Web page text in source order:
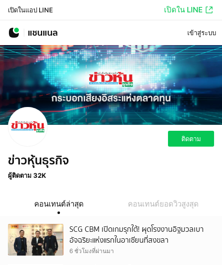
เปิดในแอป LINE เปิดใน LINE
แชนแนล เข้าสู่ระบบ
ติดตาม
ข่าวหุ้นธุรกิจ
ผู้ติดตาม 32K
คอนเทนต์ล่าสุด คอนเทนต์ยอดวิวสูงสุด
SCG CBM เปิดเกมรุกใต้! ผุดโรงงานอิฐมวลเบา
อัจฉริยะแห่งแรกในอาเซียนที่สงขลา
6 ชั่วโมงที่ผ่านมา